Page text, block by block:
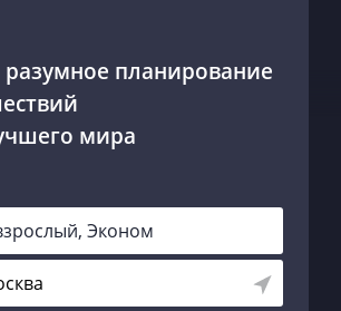
разумное планирование
мира
Эконом